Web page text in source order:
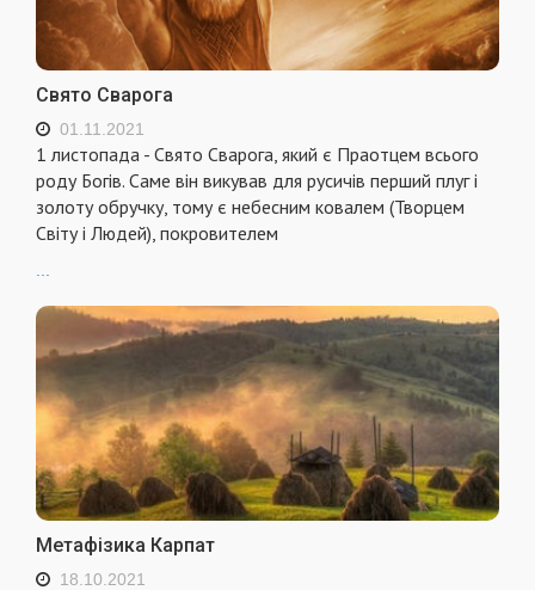
Свято Сварога
01.11.2021
1 листопада - Свято Сварога, який є Праотцем всього
роду Богів. Саме він викував для русичів перший плуг і
золоту обручку, тому є небесним ковалем (Творцем
Світу і Людей), покровителем
Метафізика Карпат
18.10.2021